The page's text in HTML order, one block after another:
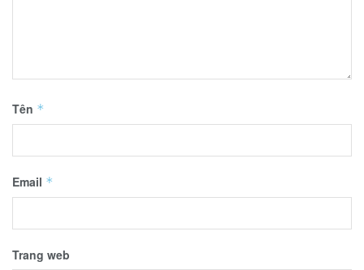
Tên *
Email *
Trang web